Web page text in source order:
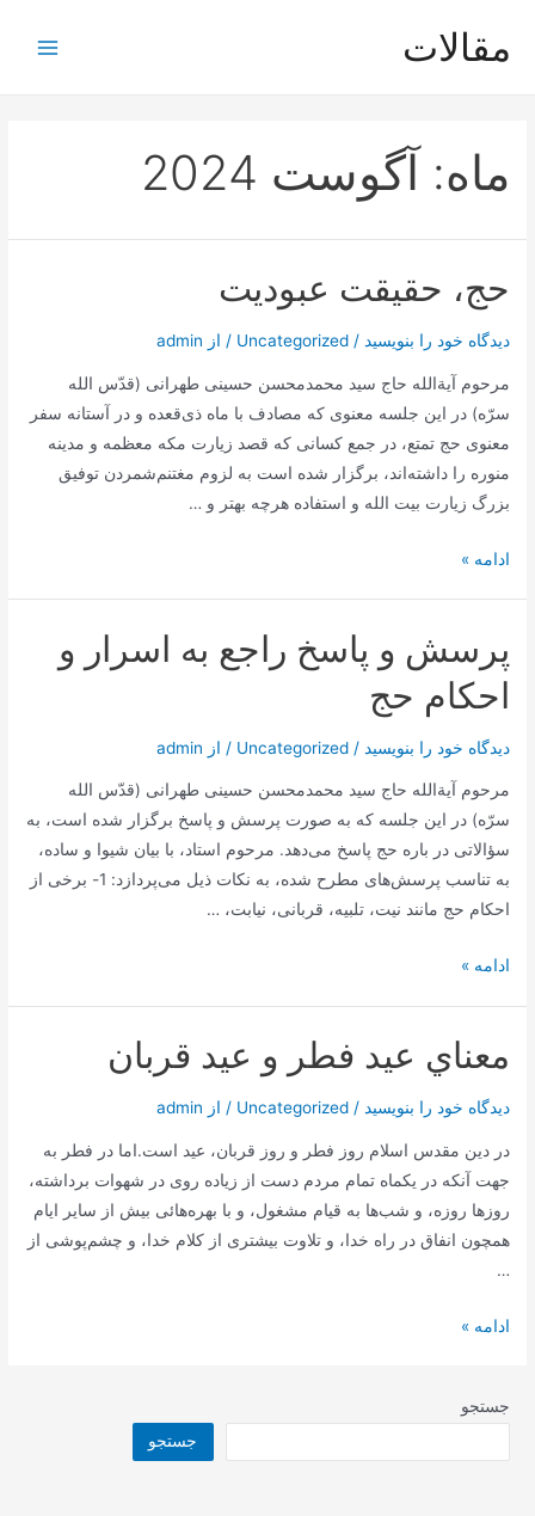
مقالات
ماه: آگوست 2024
حج، حقیقت عبودیت
دیدگاه‌ خود را بنویسید /
Uncategorized / از admin
مرحوم آیةالله حاج سید محمدمحسن حسینی طهرانی (قدّس الله
سرّه) در این جلسه معنوی که مصادف با ماه ذی‌قعده و در آستانه سفر
معنوی حج تمتع، در جمع کسانی که قصد زیارت مکه معظمه و مدینه
منوره را داشته‌اند، برگزار شده است به لزوم مغتنم‌شمردن توفیق
بزرگ زیارت بیت الله و استفاده هرچه بهتر و …
حج،
ادامه »
پرسش و پاسخ راجع به اسرار و
احکام حج
دیدگاه‌ خود را بنویسید /
Uncategorized / از admin
مرحوم آیةالله حاج سید محمدمحسن حسینی طهرانی (قدّس الله
سرّه) در این جلسه که به صورت پرسش و پاسخ برگزار شده است، به
سؤالاتی در باره حج پاسخ می‌دهد. مرحوم استاد، با بیان شیوا و ساده،
به تناسب پرسش‌های مطرح شده، به نکات ذیل می‌پردازد: 1- برخی از
احکام حج مانند نیت، تلبیه، قربانی، نیابت، …
پرسش
راجع
اسرار
احکام
ادامه »
معناي‌ عيد فطر و عيد قربان
دیدگاه‌ خود را بنویسید /
Uncategorized / از admin
در دين مقدس اسلام روز فطر و روز قربان، عيد است.اما در فطر به
جهت‌ آنکه در يکماه تمام مردم دست از زياده‌ روى در شهوات برداشته،
روزها روزه، و شب‌ها به قيام مشغول، و با بهره‌هائى بيش از ساير ايام
همچون انفاق در راه خدا، و تلاوت بيشترى از کلام خدا، و چشم‌پوشى از
…
معناي‌
و
ادامه »
جستجو
جستجو